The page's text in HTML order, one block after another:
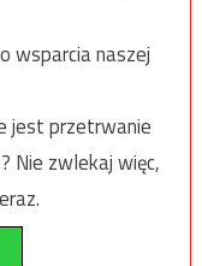
wsparcia naszej
jest przetrwanie
Nie zwlekaj więc,